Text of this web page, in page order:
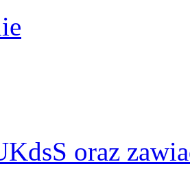
oraz